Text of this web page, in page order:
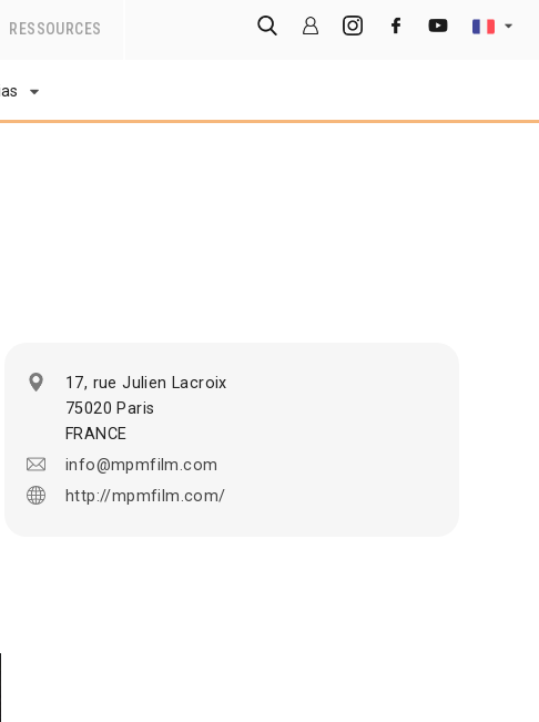
RESSOURCES
17, rue Julien Lacroix
75020 Paris
FRANCE
info@mpmfilm.com
http://mpmfilm.com/